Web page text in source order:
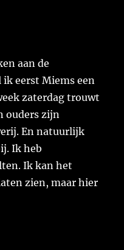
aan de
eerst Miems een
zaterdag trouwt
ouders zijn
En natuurlijk
Ik heb
Ik kan het
zien, maar hier